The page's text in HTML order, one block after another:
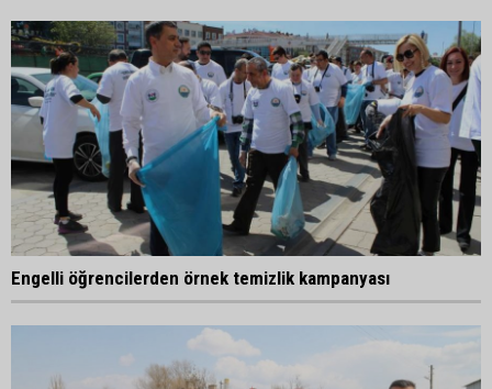
Engelli öğrencilerden örnek temizlik kampanyası